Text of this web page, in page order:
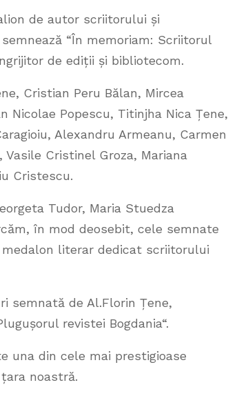
de autor scriitorului și
“În memoriam: Scriitorul
de ediții și bibliotecom.
Cristian Peru Bălan, Mircea
Nicolae Popescu, Titinjha Nica Țene,
Alexandru Armeanu, Carmen
Cristinel Groza, Mariana
Cristescu.
Tudor, Maria Stuedza
în mod deosebit, cele semnate
literar dedicat scriitorului
semnată de Al.Florin Țene,
revistei Bogdania“.
una din cele mai prestigioase
noastră.